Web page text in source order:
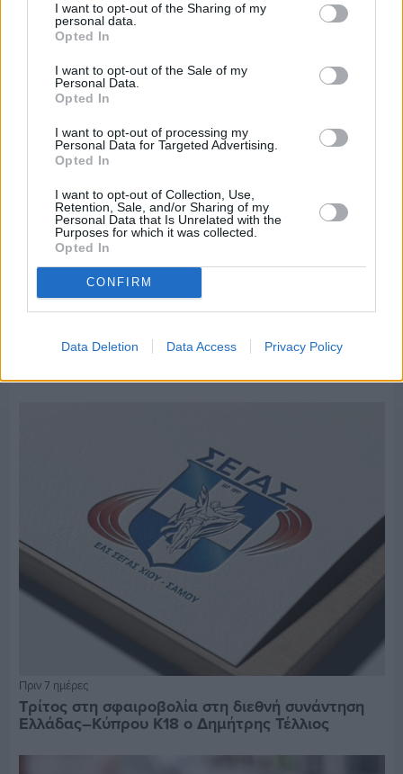
I want to opt-out of the Sharing of my
personal data.
Opted In
I want to opt-out of the Sale of my
Personal Data.
Opted In
I want to opt-out of processing my
Personal Data for Targeted Advertising.
Opted In
I want to opt-out of Collection, Use,
Retention, Sale, and/or Sharing of my
Personal Data that Is Unrelated with the
Purposes for which it was collected.
Opted In
CONFIRM
Data Deletion Data Access Privacy Policy
Διαφήμιση
Μία μικρή αλλά αναγκαία ανάπαυλα για την
Πριν 7 ημέρες
Τρίτος στη σφαιροβολία στη διεθνή συνάντηση
Ελλάδας–Κύπρου Κ18 ο Δημήτρης Τέλλιος